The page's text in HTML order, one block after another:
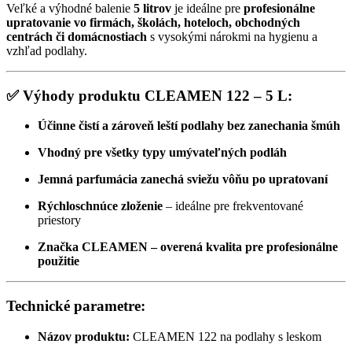
Veľké a výhodné balenie 5 litrov je ideálne pre profesionálne
upratovanie vo firmách, školách, hoteloch, obchodných
centrách či domácnostiach s vysokými nárokmi na hygienu a
vzhľad podlahy.
✅Výhody produktu CLEAMEN 122 – 5 L:
Účinne čistí a zároveň leští podlahy bez zanechania šmúh
Vhodný pre všetky typy umývateľných podláh
Jemná parfumácia zanechá sviežu vôňu po upratovaní
Rýchloschnúce zloženie – ideálne pre frekventované
priestory
Značka CLEAMEN – overená kvalita pre profesionálne
použitie
Technické parametre:
Názov produktu: CLEAMEN 122 na podlahy s leskom